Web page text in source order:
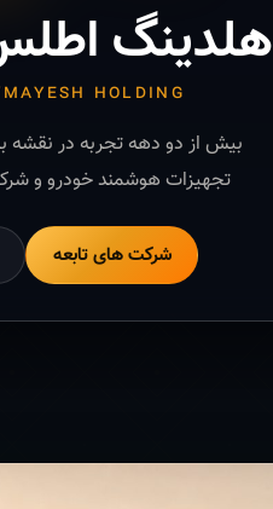
هلدینگ
HOLDING
بیش از دو دهه تجربه در نقشه
تجهیزات هوشمند خودرو و
شرکت های تابعه